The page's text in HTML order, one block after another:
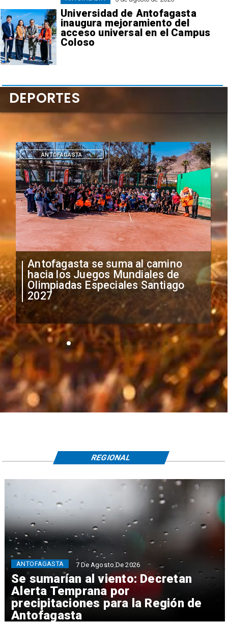
Universidad de Antofagasta
inaugura mejoramiento del
acceso universal en el Campus
Coloso
de
"Falta de profesionalismo":
anuncia medidas por
irregular de futbolistas
extranjeros
DEPORTES
DEPORTES
Se sumarían al viento: Decretan
Alerta Temprana por
precipitaciones para la Región de
Antofagasta
ANTOFAGASTA 7 De Agosto De 2026
REGIONAL